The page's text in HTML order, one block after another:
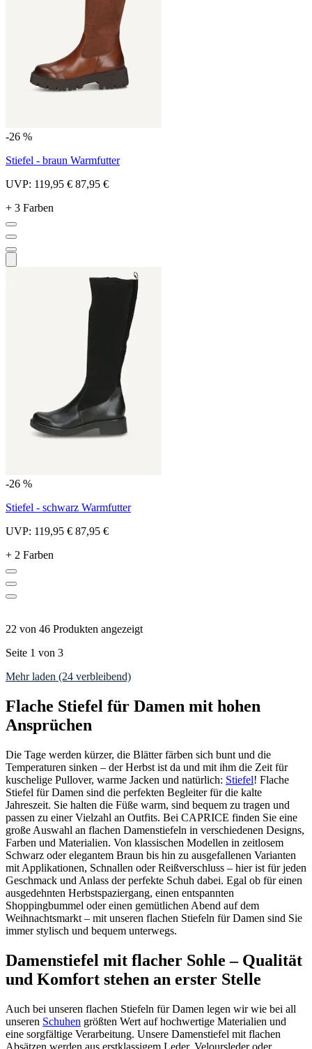
-26 %
Stiefel - braun Warmfutter
UVP: 119,95 € 87,95 €
+ 3 Farben
-26 %
Stiefel - schwarz Warmfutter
UVP: 119,95 € 87,95 €
+ 2 Farben
22 von 46 Produkten angezeigt
Seite 1 von 3
Mehr laden (24 verbleibend)
Flache Stiefel für Damen mit hohen
Ansprüchen
Die Tage werden kürzer, die Blätter färben sich bunt und die
Temperaturen sinken – der Herbst ist da und mit ihm die Zeit für
kuschelige Pullover, warme Jacken und natürlich: Stiefel! Flache
Stiefel für Damen sind die perfekten Begleiter für die kalte
Jahreszeit. Sie halten die Füße warm, sind bequem zu tragen und
passen zu einer Vielzahl an Outfits. Bei CAPRICE finden Sie eine
große Auswahl an flachen Damenstiefeln in verschiedenen Designs,
Farben und Materialien. Von klassischen Modellen in zeitlosem
Schwarz oder elegantem Braun bis hin zu ausgefallenen Varianten
mit Applikationen, Schnallen oder Reißverschluss – hier ist für jeden
Geschmack und Anlass der perfekte Schuh dabei. Egal ob für einen
ausgedehnten Herbstspaziergang, einen entspannten
Shoppingbummel oder einen gemütlichen Abend auf dem
Weihnachtsmarkt – mit unseren flachen Stiefeln für Damen sind Sie
immer stylisch und bequem unterwegs.
Damenstiefel mit flacher Sohle – Qualität
und Komfort stehen an erster Stelle
Auch bei unseren flachen Stiefeln für Damen legen wir wie bei all
unseren Schuhen größten Wert auf hochwertige Materialien und
eine sorgfältige Verarbeitung. Unsere Damenstiefel mit flachen
Absätzen werden aus erstklassigem Leder, Veloursleder oder